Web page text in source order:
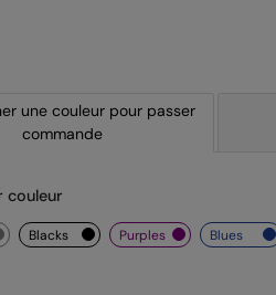
une couleur pour passer
commande
couleur
blacks purples blues